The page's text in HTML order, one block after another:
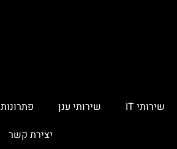
שירותי IT שירותי ענן פתרונות AI
יצירת קשר